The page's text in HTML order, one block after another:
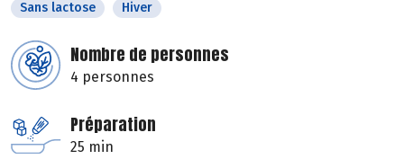
Sans lactose Hiver
Nombre de personnes
4 personnes
Préparation
25 min